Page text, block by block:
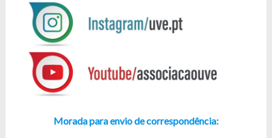
Morada para envio de correspondência: